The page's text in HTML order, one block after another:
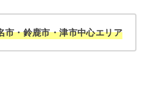
市・鈴鹿市・津市中心エリア